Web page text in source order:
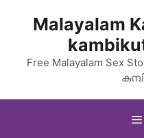
Malayalam
Free Malayalam Sex